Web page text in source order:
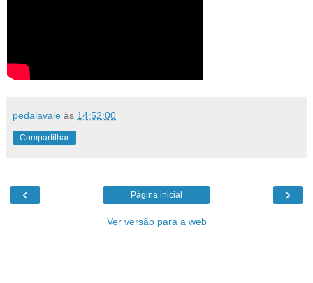
pedalavale às 14:52:00
Compartilhar
‹ ›
Página inicial
Ver versão para a web